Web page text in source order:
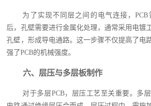
为了实现不同层之间的电气连接，
后，孔壁需要进行金属化处理，通常采用电镀
孔壁，形成导电通路。这一步骤不仅提高了电
强了PCB的机械强度。
六、层压与多层板制作
对于多层PCB，层压工艺至关重要。多